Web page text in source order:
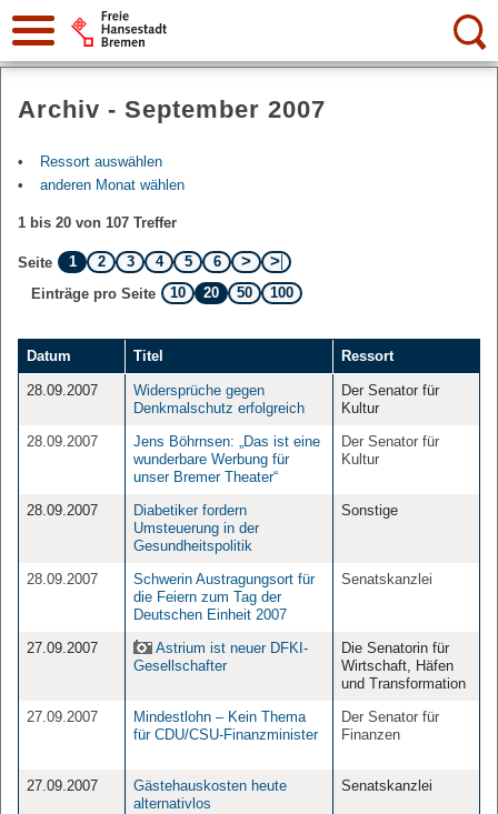
Suche:
Archiv - September 2007
Ressort auswählen
anderen Monat wählen
1 bis 20 von 107 Treffer
Seite 1 2 3 4 5
6
Einträge pro Seite
10 20 50 100
Datum Titel Ressort
28.09.2007
Widersprüche gegen
Denkmalschutz erfolgreich
Der Senator für
Kultur
28.09.2007
Jens Böhrnsen: „Das ist eine
wunderbare Werbung für
unser Bremer Theater“
Der Senator für
Kultur
28.09.2007
Diabetiker fordern
Umsteuerung in der
Gesundheitspolitik
Sonstige
28.09.2007
Schwerin Austragungsort für
die Feiern zum Tag der
Deutschen Einheit 2007
Senatskanzlei
27.09.2007
Astrium ist neuer DFKI-
Gesellschafter
Die Senatorin für
Wirtschaft, Häfen
und Transformation
27.09.2007
Mindestlohn – Kein Thema
für CDU/CSU-Finanzminister
Der Senator für
Finanzen
27.09.2007
Gästehauskosten heute
alternativlos
Senatskanzlei